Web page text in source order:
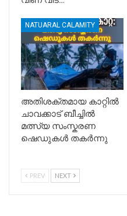
NATUARAL CALAMITY
അതിശക്തമായ കാറ്റിൽ
ചാവക്കാട് ബീച്ചിൽ
മത്സ്യ സംസ്കരണ
ഷെഡുകൾ തകർന്നു
PREV NEXT